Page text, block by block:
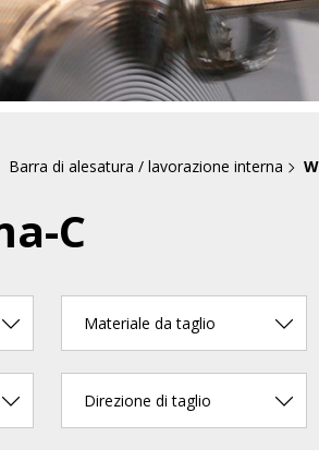
Barra di alesatura / lavorazione interna
C
Materiale da taglio
Direzione di taglio